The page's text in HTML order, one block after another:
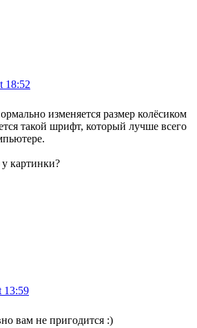
18:52
изменяется размер колёсиком
такой шрифт, который лучше всего
картинки?
13:59
вам не пригодится :)